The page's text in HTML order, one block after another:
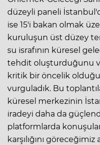
düzeyli paneli
ise 15'i bakan olmak
kuruluşun üst düzey
su israfının küresel
tehdit oluşturduğunu
kritik bir öncelik
vurguladık. Bu
küresel merkezinin
iradeyi daha da
platformlarda
karşılığını